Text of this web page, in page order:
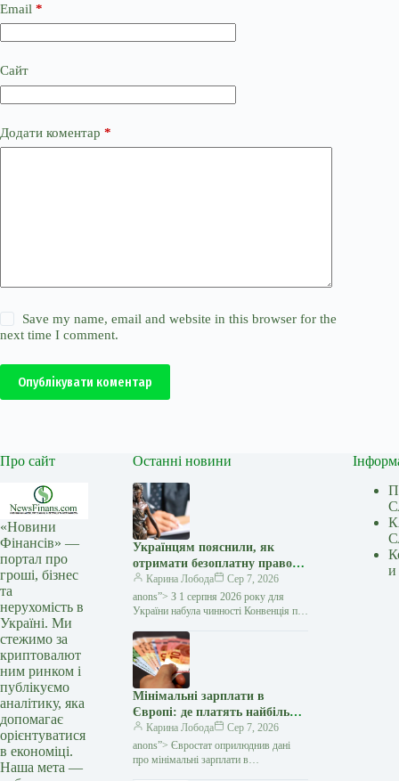
Email *
Сайт
Додати коментар *
Save my name, email and website in this browser for the
next time I comment.
Опублікувати коментар
Про сайт
«Новини
Фінансів» —
портал про
гроші, бізнес
та
нерухомість в
Україні. Ми
стежимо за
криптовалют
ним ринком і
публікуємо
аналітику, яка
допомагає
орієнтуватися
в економіці.
Наша мета —
Останні новини
Українцям пояснили, як
отримати безоплатну правову
допомогу за кордоном:
покрокова інструкція —
Мінфін
Карина Лобода
Сер 7, 2026
anons”> З 1 серпня 2026 року для
України набула чинності Конвенція про
укладена в рамках Гаазької
конференції з міжнародного…
Мінімальні зарплати в
Європі: де платять найбільше
та яке місце посідає Україна
— Мінфін
Карина Лобода
Сер 7, 2026
anons”> Євростат оприлюднив дані
про мінімальні зарплати в
и